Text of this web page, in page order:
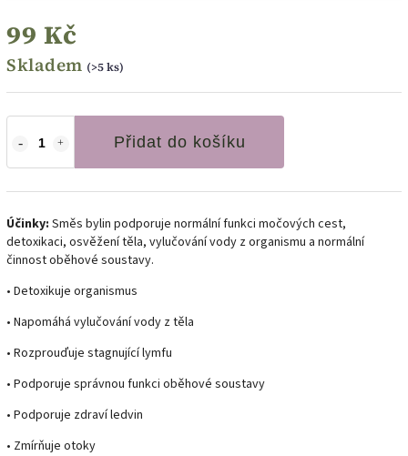
99 Kč
Skladem (>5 ks)
Přidat do košíku
Účinky: Směs bylin podporuje normální funkci močových cest,
detoxikaci, osvěžení těla, vylučování vody z organismu a normální
činnost oběhové soustavy.
• Detoxikuje organismus
• Napomáhá vylučování vody z těla
• Rozprouďuje stagnující lymfu
• Podporuje správnou funkci oběhové soustavy
• Podporuje zdraví ledvin
• Zmírňuje otoky